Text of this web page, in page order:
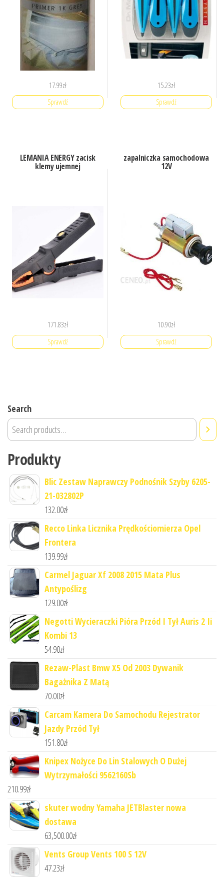
17.99zł
Sprawdź
15.23zł
Sprawdź
LEMANIA ENERGY zacisk
klemy ujemnej
171.83zł
Sprawdź
zapalniczka samochodowa
12V
10.90zł
Sprawdź
Search
Produkty
Blic Zestaw Naprawczy Podnośnik Szyby 6205-
21-032802P
132.00zł
Recco Linka Licznika Prędkościomierza Opel
Frontera
139.99zł
Carmel Jaguar Xf 2008 2015 Mata Plus
Antypoślizg
129.00zł
Negotti Wycieraczki Pióra Przód I Tył Auris 2 Ii
Kombi 13
54.90zł
Rezaw-Plast Bmw X5 Od 2003 Dywanik
Bagażnika Z Matą
70.00zł
Carcam Kamera Do Samochodu Rejestrator
Jazdy Przód Tył
151.80zł
Knipex Nożyce Do Lin Stalowych O Dużej
Wytrzymałości 9562160Sb
210.99zł
skuter wodny Yamaha JETBlaster nowa
dostawa
63,500.00zł
Vents Group Vents 100 S 12V
47.23zł